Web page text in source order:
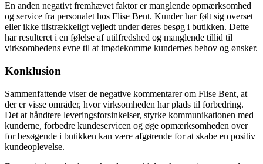
En anden negativt fremhævet faktor er manglende opmærksomhed
og service fra personalet hos Flise Bent. Kunder har følt sig overset
eller ikke tilstrækkeligt vejledt under deres besøg i butikken. Dette
har resulteret i en følelse af utilfredshed og manglende tillid til
virksomhedens evne til at imødekomme kundernes behov og ønsker.
Konklusion
Sammenfattende viser de negative kommentarer om Flise Bent, at
der er visse områder, hvor virksomheden har plads til forbedring.
Det at håndtere leveringsforsinkelser, styrke kommunikationen med
kunderne, forbedre kundeservicen og øge opmærksomheden over
for besøgende i butikken kan være afgørende for at skabe en positiv
kundeoplevelse.